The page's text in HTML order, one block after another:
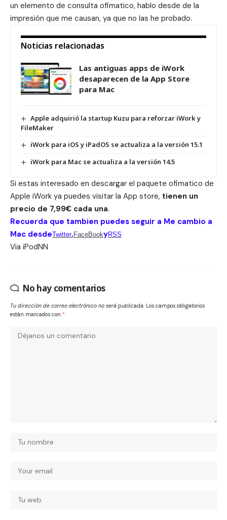
un elemento de consulta ofimatico, hablo desde de la
impresión que me causan, ya que no las he probado.
Noticias relacionadas
Las antiguas apps de iWork
desaparecen de la App Store
para Mac
Apple adquirió la startup Kuzu para reforzar iWork y
FileMaker
iWork para iOS y iPadOS se actualiza a la versión 15.1
iWork para Mac se actualiza a la versión 14.5
Si estas interesado en descargar el paquete ofimatico de
Apple iWork ya puedes visitar la App store, tienen un
precio de 7,99€ cada una.
Recuerda que tambien puedes seguir a Me cambio a
Mac desdeTwitter, FaceBookyRSS
Via iPodNN
No hay comentarios
Tu dirección de correo electrónico no será publicada. Los campos obligatorios
están marcados con *